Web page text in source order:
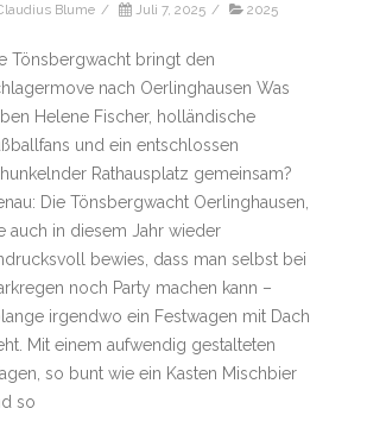
Blume / Juli 7, 2025 / 2025
Tönsbergwacht bringt den
nach Oerlinghausen Was
Helene Fischer, holländische
und ein entschlossen
Rathausplatz gemeinsam?
Die Tönsbergwacht Oerlinghausen,
auch in diesem Jahr wieder
bewies, dass man selbst bei
noch Party machen kann –
irgendwo ein Festwagen mit Dach
Mit einem aufwendig gestalteten
so bunt wie ein Kasten Mischbier
so